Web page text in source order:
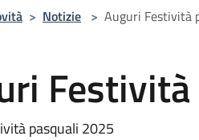
> Notizie > Auguri Festività
pasquali 2025